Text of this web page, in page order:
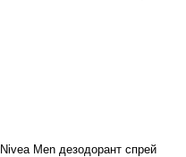
Nivea Men дезодорант спрей